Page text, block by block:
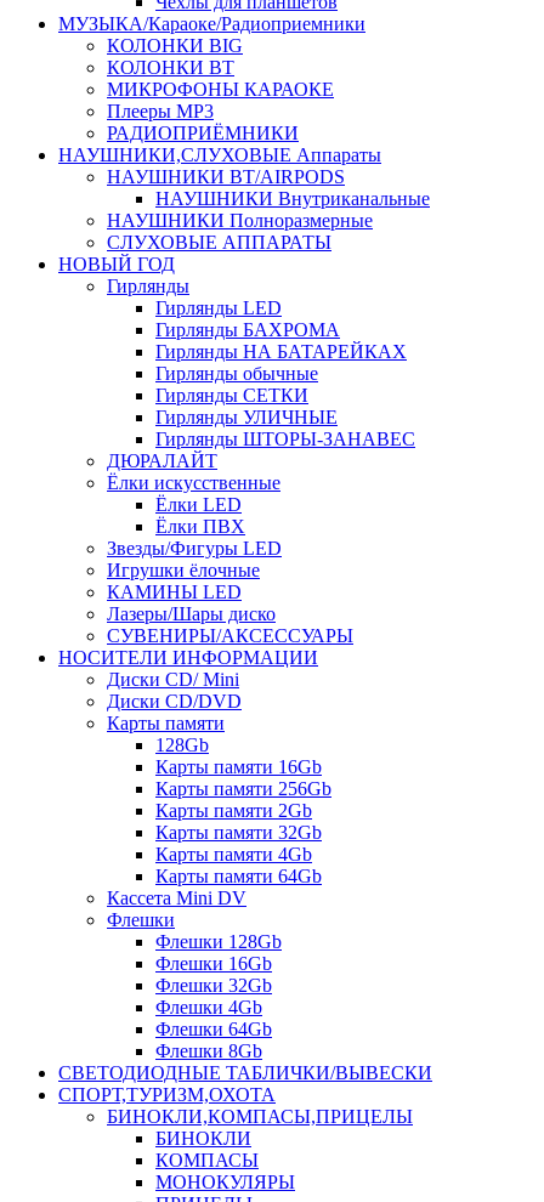
МУЗЫКА/Караоке/Радиоприемники
КОЛОНКИ BIG
КОЛОНКИ BT
МИКРОФОНЫ КАРАОКЕ
Плееры MP3
РАДИОПРИЁМНИКИ
НАУШНИКИ,СЛУХОВЫЕ Аппараты
НАУШНИКИ BT/AIRPODS
НАУШНИКИ Внутриканальные
НАУШНИКИ Полноразмерные
СЛУХОВЫЕ АППАРАТЫ
НОВЫЙ ГОД
Гирлянды
Гирлянды LED
Гирлянды БАХРОМА
Гирлянды НА БАТАРЕЙКАХ
Гирлянды обычные
Гирлянды СЕТКИ
Гирлянды УЛИЧНЫЕ
Гирлянды ШТОРЫ-ЗАНАВЕС
ДЮРАЛАЙТ
Ёлки искусственные
Ёлки LED
Ёлки ПВХ
Звезды/Фигуры LED
Игрушки ёлочные
КАМИНЫ LED
Лазеры/Шары диско
СУВЕНИРЫ/АКСЕССУАРЫ
НОСИТЕЛИ ИНФОРМАЦИИ
Диски CD/ Mini
Диски CD/DVD
Карты памяти
128Gb
Карты памяти 16Gb
Карты памяти 256Gb
Карты памяти 2Gb
Карты памяти 32Gb
Карты памяти 4Gb
Карты памяти 64Gb
Кассета Mini DV
Флешки
Флешки 128Gb
Флешки 16Gb
Флешки 32Gb
Флешки 4Gb
Флешки 64Gb
Флешки 8Gb
СВЕТОДИОДНЫЕ ТАБЛИЧКИ/ВЫВЕСКИ
СПОРТ,ТУРИЗМ,ОХОТА
БИНОКЛИ,КОМПАСЫ,ПРИЦЕЛЫ
БИНОКЛИ
КОМПАСЫ
МОНОКУЛЯРЫ